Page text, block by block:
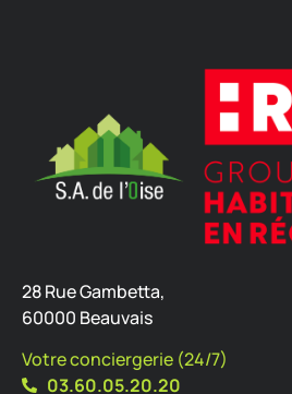
28 Rue Gambetta,
60000 Beauvais
Votre conciergerie (24/7)
03.60.05.20.20